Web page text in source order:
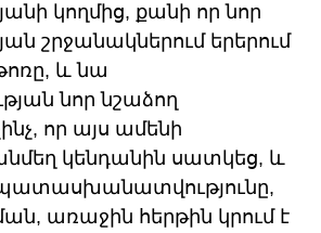
կողմից, քանի որ նոր
շրջանակներում երերում
և նա
նոր նշաձող
որ այս ամենի
կենդանին սատկեց, և
առաջին հերթին կրում է